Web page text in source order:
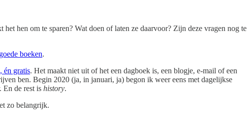
hen om te sparen? Wat doen of laten ze daarvoor? Zijn deze vragen nog te
boeken.
én gratis. Het maakt niet uit of het een dagboek is, een blogje, e-mail of een
ben. Begin 2020 (ja, in januari, ja) begon ik weer eens met dagelijkse
En de rest is history.
zo belangrijk.